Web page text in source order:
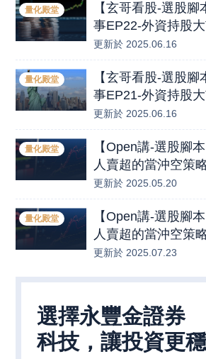
量化殿堂
【玄哥看股-選股
事EP22-外資持股
更新於 2025.06.16
量化殿堂
【玄哥看股-選股
事EP21-外資持股
更新於 2025.06.16
量化殿堂
【Open講-選股腳
人賣超的當沖空策
更新於 2025.05.20
量化殿堂
【Open講-選股腳
人賣超的當沖空策
更新於 2025.07.23
選擇永豐金證券
科技，讓投資更